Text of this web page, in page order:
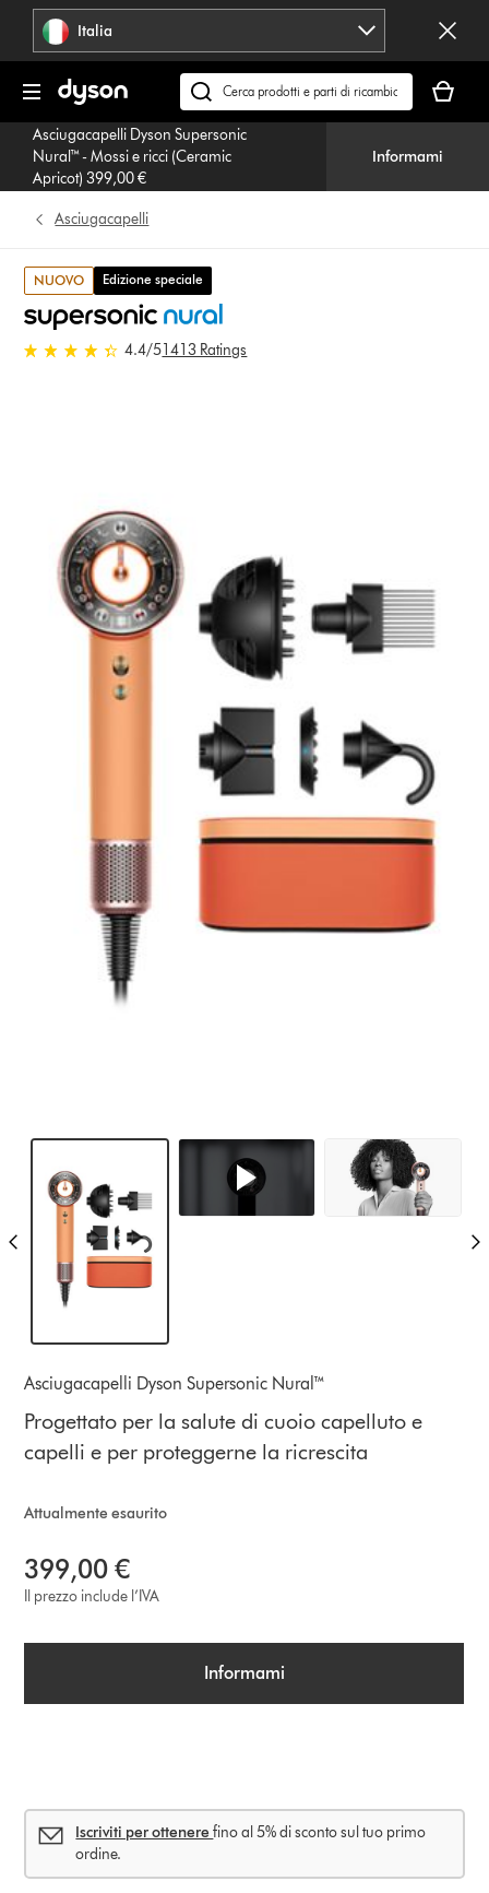
navigazione Italia
Cerca
su
dyson.it
carrello
è
Asciugacapelli Dyson Supersonic
Nural™ - Mossi e ricci (Ceramic
Apricot) 399,00 €
Informami
Asciugacapelli
NUOVO Edizione speciale
4.4 stelle su 5 da 1413 Ratings
4.4/51413 Ratings
Asciugacapelli Dyson Supersonic Nural™
Progettato per la salute di cuoio capelluto e
capelli e per proteggerne la ricrescita​
Attualmente esaurito
399,00 €
Il prezzo include l’IVA
Informami
Iscriviti per ottenerefino al 5% di sconto sul tuo primo
ordine.